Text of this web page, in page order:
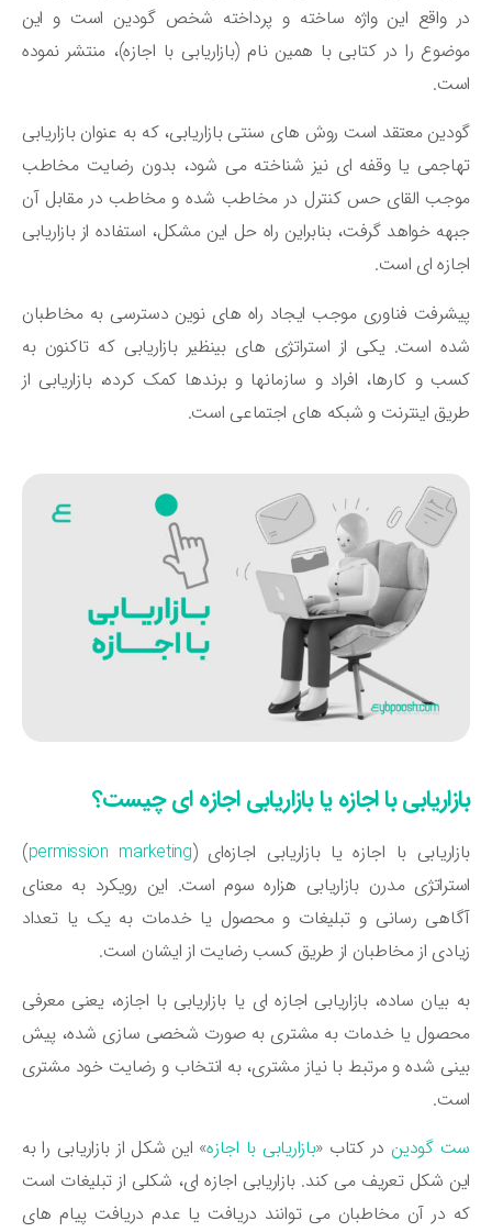
واقع این واژه ساخته و پرداخته شخص گودین است و این
را در کتابی با همین نام (بازاریابی با اجازه)، منتشر نموده
معتقد است روش های سنتی بازاریابی، که به عنوان بازاریابی
یا وقفه ای نیز شناخته می شود، بدون رضایت مخاطب
القای حس کنترل در مخاطب شده و مخاطب در مقابل آن
خواهد گرفت، بنابراین راه حل این مشکل، استفاده از بازاریابی
ای است.
فناوری موجب ایجاد راه های نوین دسترسی به مخاطبان
است. یکی از استراتژی های بینظیر بازاریابی که تاکنون به
و کارها، افراد و سازمانها و برندها کمک کرده، بازاریابی از
اینترنت و شبکه های اجتماعی است.
با اجازه یا بازاریابی اجازه ای چیست؟
با اجازه یا بازاریابی اجازه‌ای (permission marketing
)
مدرن بازاریابی هزاره سوم است. این رویکرد به معنای
رسانی و تبلیغات و محصول یا خدمات به یک یا تعداد
از مخاطبان از طریق کسب رضایت از ایشان است.
بیان ساده، بازاریابی اجازه ای یا بازاریابی با اجازه، یعنی معرفی
یا خدمات به مشتری به صورت شخصی سازی شده، پیش
شده و مرتبط با نیاز مشتری، به انتخاب و رضایت خود مشتری
گودیندر کتاب «بازاریابی با اجازه» این شکل از بازاریابی را به
شکل تعریف می کند. بازاریابی اجازه ای، شکلی از تبلیغات است
در آن مخاطبان می توانند دریافت یا عدم دریافت پیام های